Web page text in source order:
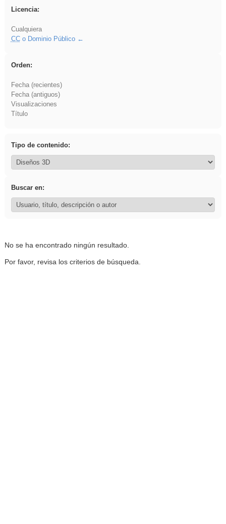
Licencia:
Cualquiera
CCo Dominio Público
Orden:
Fecha (recientes)
Fecha (antiguos)
Visualizaciones
Título
Tipo de contenido:
Buscar en:
No se ha encontrado ningún resultado.
Por favor, revisa los criterios de búsqueda.